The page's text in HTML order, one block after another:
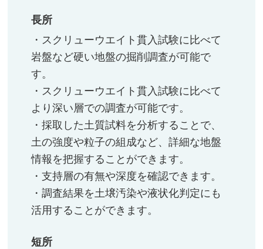
長所
・スクリューウエイト貫入試験に比べて
岩盤など硬い地盤の掘削調査が可能で
す。​
・スクリューウエイト貫入試験に比べて
より深い層での調査が可能です。​
・採取した土質試料を分析することで、
土の強度や粒子の組成など、詳細な地盤
情報を把握することができます。​
・支持層の有無や深度を確認できます。​
・調査結果を土壌汚染や液状化判定にも
活用することができます。​
短所